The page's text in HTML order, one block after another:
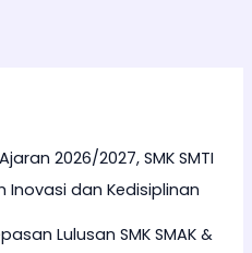
2026/2027, SMK SMTI
Inovasi dan Kedisiplinan
Lulusan SMK SMAK &